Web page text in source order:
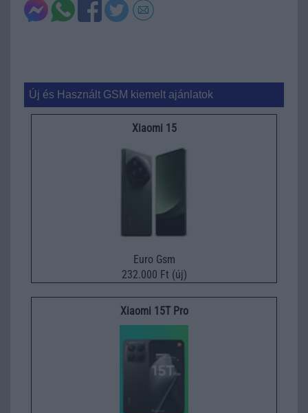
Új és Használt GSM kiemelt ajánlatok
Xiaomi 15
Euro Gsm
232.000 Ft (új)
Xiaomi 15T Pro